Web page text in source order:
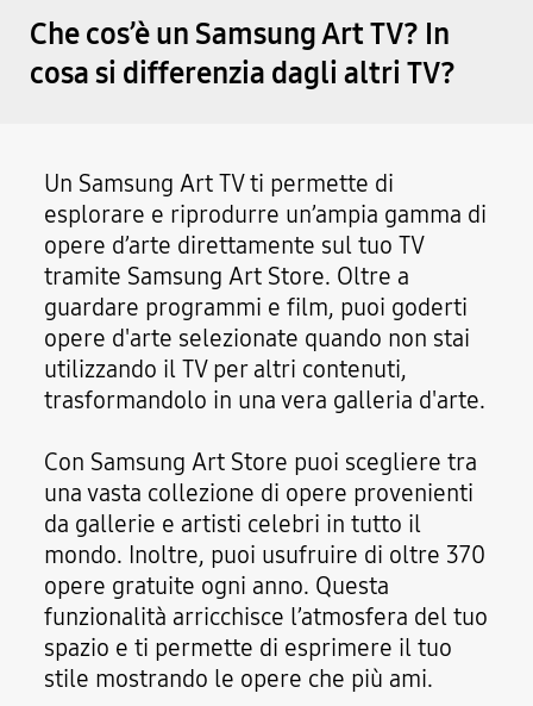
Che cos’è un Samsung Art TV? In
cosa si differenzia dagli altri TV?
Un Samsung Art TV ti permette di
esplorare e riprodurre un’ampia gamma di
opere d’arte direttamente sul tuo TV
tramite Samsung Art Store. Oltre a
guardare programmi e film, puoi goderti
opere d'arte selezionate quando non stai
utilizzando il TV per altri contenuti,
trasformandolo in una vera galleria d'arte.
Con Samsung Art Store puoi scegliere tra
una vasta collezione di opere provenienti
da gallerie e artisti celebri in tutto il
mondo. Inoltre, puoi usufruire di oltre 370
opere gratuite ogni anno. Questa
funzionalità arricchisce l’atmosfera del tuo
spazio e ti permette di esprimere il tuo
stile mostrando le opere che più ami.